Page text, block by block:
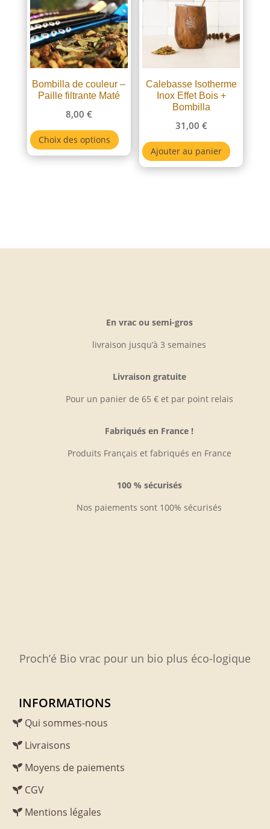
Noir
Violette
Effacer les filtres
Bombilla de couleur –
Paille filtrante Maté
8,00 €
Choix des options
produit
a
produit
Calebasse Isotherme
Inox Effet Bois +
Bombilla
31,00 €
Ajouter au panier
En vrac ou semi-gros
livraison jusqu’à 3 semaines
Livraison gratuite
Pour un panier de 65 € et par point relais
Fabriqués en France !
Produits Français et fabriqués en France
100 % sécurisés
Nos paiements sont 100% sécurisés
Proch’é Bio vrac pour un bio plus éco-logique
INFORMATIONS
Qui sommes-nous
Livraisons
Moyens de paiements
CGV
Mentions légales